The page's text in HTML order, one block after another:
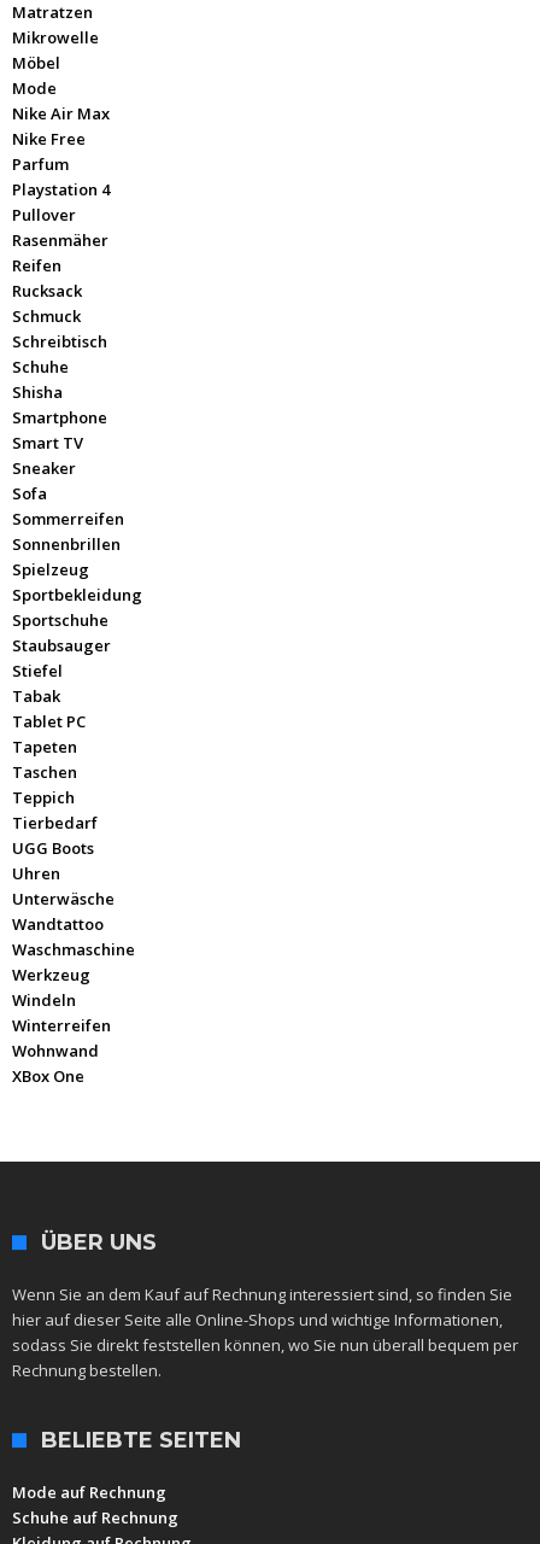
Matratzen
Mikrowelle
Möbel
Mode
Nike Air Max
Nike Free
Parfum
Playstation 4
Pullover
Rasenmäher
Reifen
Rucksack
Schmuck
Schreibtisch
Schuhe
Shisha
Smartphone
Smart TV
Sneaker
Sofa
Sommerreifen
Sonnenbrillen
Spielzeug
Sportbekleidung
Sportschuhe
Staubsauger
Stiefel
Tabak
Tablet PC
Tapeten
Taschen
Teppich
Tierbedarf
UGG Boots
Uhren
Unterwäsche
Wandtattoo
Waschmaschine
Werkzeug
Windeln
Winterreifen
Wohnwand
XBox One
ÜBER UNS
Wenn Sie an dem Kauf auf Rechnung interessiert sind, so finden Sie
hier auf dieser Seite alle Online-Shops und wichtige Informationen,
sodass Sie direkt feststellen können, wo Sie nun überall bequem per
Rechnung bestellen.
BELIEBTE SEITEN
Mode auf Rechnung
Schuhe auf Rechnung